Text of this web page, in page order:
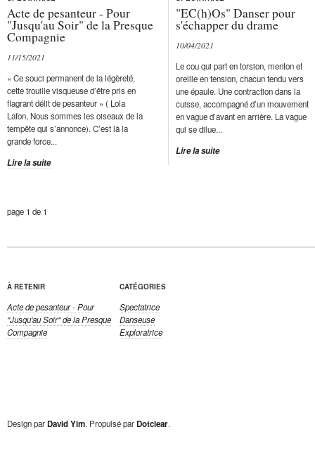
Acte de pesanteur - Pour
"Jusqu'au Soir" de la Presque
Compagnie
11/15/2021
« Ce souci permanent de la légèreté,
cette trouille visqueuse d’être pris en
flagrant délit de pesanteur » ( Lola
Lafon, Nous sommes les oiseaux de la
tempête qui s’annonce). C’est là la
grande force...
Lire la suite
"EC(h)Os" Danser pour
s'échapper du drame
10/04/2021
Le cou qui part en torsion, menton et
oreille en tension, chacun tendu vers
une épaule. Une contraction dans la
cuisse, accompagné d’un mouvement
en vague d’avant en arrière. La vague
qui se dilue...
Lire la suite
page 1 de 1
À RETENIR
Acte de pesanteur - Pour
"Jusqu'au Soir" de la Presque
Compagnie
CATÉGORIES
Spectatrice
Danseuse
Exploratrice
Design parDavid Yim. Propulsé parDotclear.